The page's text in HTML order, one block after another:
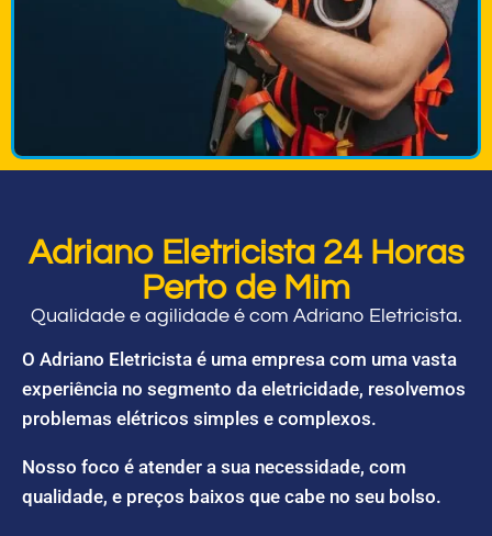
Adriano Eletricista 24 Horas
Perto de Mim
Qualidade e agilidade é com Adriano Eletricista.
O Adriano Eletricista é uma empresa com uma vasta
experiência no segmento da eletricidade, resolvemos
problemas elétricos simples e complexos.
Nosso foco é atender a sua necessidade, com
qualidade, e preços baixos que cabe no seu bolso.